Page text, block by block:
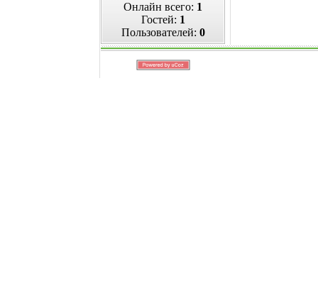
Онлайн всего: 1
Гостей: 1
Пользователей: 0